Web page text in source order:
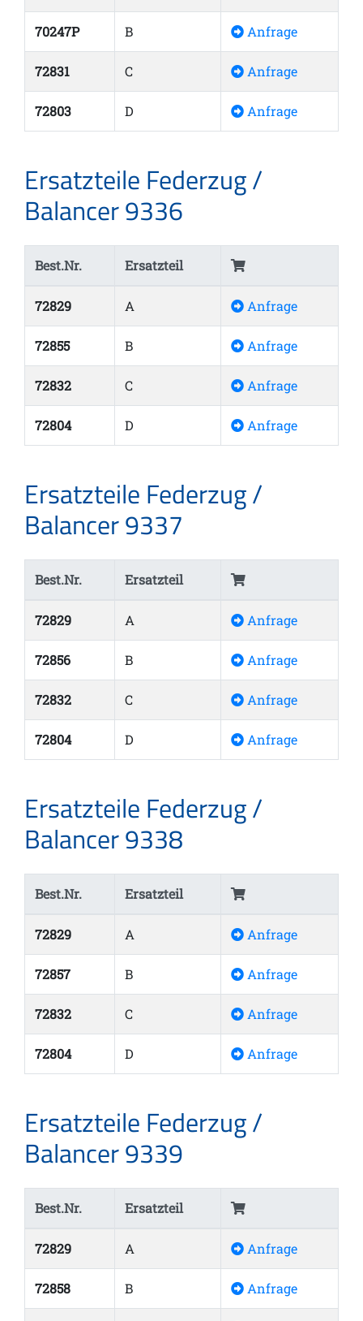
70247P B Anfrage
72831 C Anfrage
72803 D Anfrage
Ersatzteile Federzug /
Balancer 9336
Best.Nr. Ersatzteil
72829 A Anfrage
72855 B Anfrage
72832 C Anfrage
72804 D Anfrage
Ersatzteile Federzug /
Balancer 9337
Best.Nr. Ersatzteil
72829 A Anfrage
72856 B Anfrage
72832 C Anfrage
72804 D Anfrage
Ersatzteile Federzug /
Balancer 9338
Best.Nr. Ersatzteil
72829 A Anfrage
72857 B Anfrage
72832 C Anfrage
72804 D Anfrage
Ersatzteile Federzug /
Balancer 9339
Best.Nr. Ersatzteil
72829 A Anfrage
72858 B Anfrage